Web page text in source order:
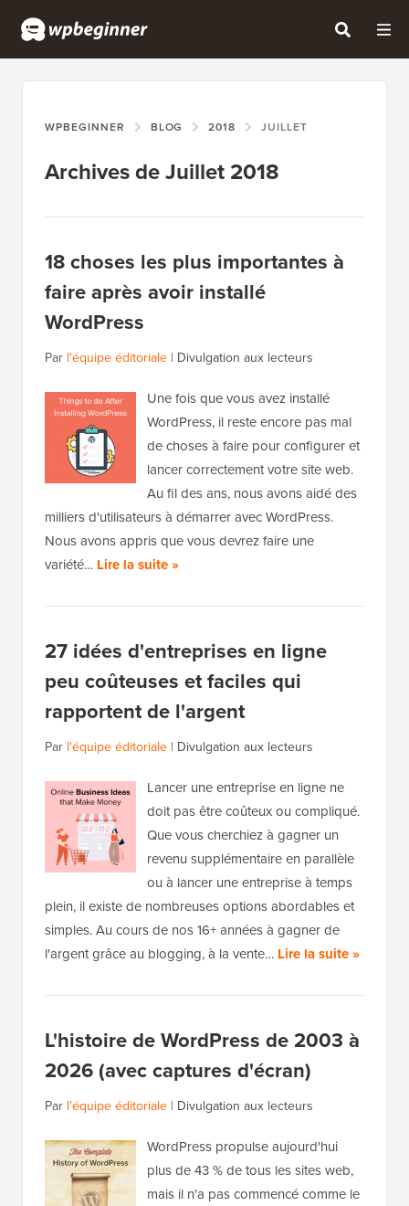
WPBEGINNER BLOG 2018 JUILLET
Archives de Juillet 2018
18 choses les plus importantes à
faire après avoir installé
WordPress
Par l'équipe éditoriale | Divulgation aux lecteurs
Une fois que vous avez installé
WordPress, il reste encore pas mal
de choses à faire pour configurer et
lancer correctement votre site web.
Au fil des ans, nous avons aidé des
milliers d'utilisateurs à démarrer avec WordPress.
Nous avons appris que vous devrez faire une
variété… Lire la suite »
27 idées d'entreprises en ligne
peu coûteuses et faciles qui
rapportent de l'argent
Par l'équipe éditoriale | Divulgation aux lecteurs
Lancer une entreprise en ligne ne
doit pas être coûteux ou compliqué.
Que vous cherchiez à gagner un
revenu supplémentaire en parallèle
ou à lancer une entreprise à temps
plein, il existe de nombreuses options abordables et
simples. Au cours de nos 16+ années à gagner de
l'argent grâce au blogging, à la vente… Lire la suite »
L'histoire de WordPress de 2003 à
2026 (avec captures d'écran)
Par l'équipe éditoriale | Divulgation aux lecteurs
WordPress propulse aujourd'hui
plus de 43 % de tous les sites web,
mais il n'a pas commencé comme le